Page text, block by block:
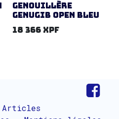
Genouillère
GENUGIB OPEN BLEU
18 366XPF
Articles